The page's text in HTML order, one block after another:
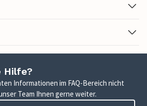
Hilfe?
Informationen im FAQ-Bereich nicht
Team Ihnen gerne weiter.